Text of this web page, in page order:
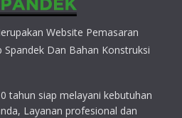
Website Pemasaran
Spandek Dan Bahan Konstruksi
tahun siap melayani kebutuhan
Layanan profesional dan